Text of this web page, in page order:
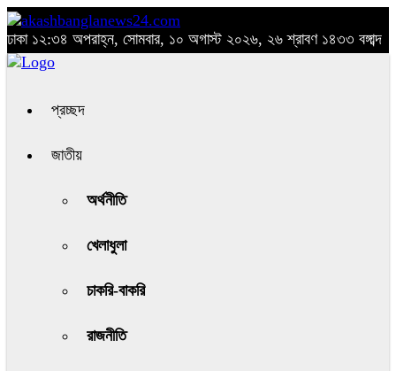
ঢাকা ১২:৩৪ অপরাহ্ন, সোমবার, ১০ অগাস্ট ২০২৬, ২৬ শ্রাবণ ১৪৩৩ বঙ্গাব্দ
প্রচ্ছদ
জাতীয়
অর্থনীতি
খেলাধুলা
চাকরি-বাকরি
রাজনীতি